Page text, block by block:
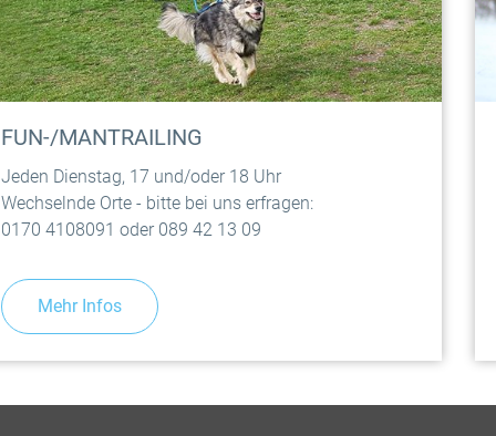
FUN-/MANTRAILING
Jeden Dienstag, 17 und/oder 18 Uhr
Wechselnde Orte - bitte bei uns erfragen:
0170 4108091 oder 089 42 13 09
Mehr Infos